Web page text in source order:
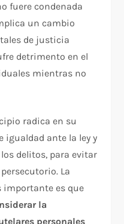
fuere condenada
un cambio
de justicia
detrimento en el
mientras no
radica en su
igualdad ante la ley y
delitos, para evitar
La
importante es que
la
personales